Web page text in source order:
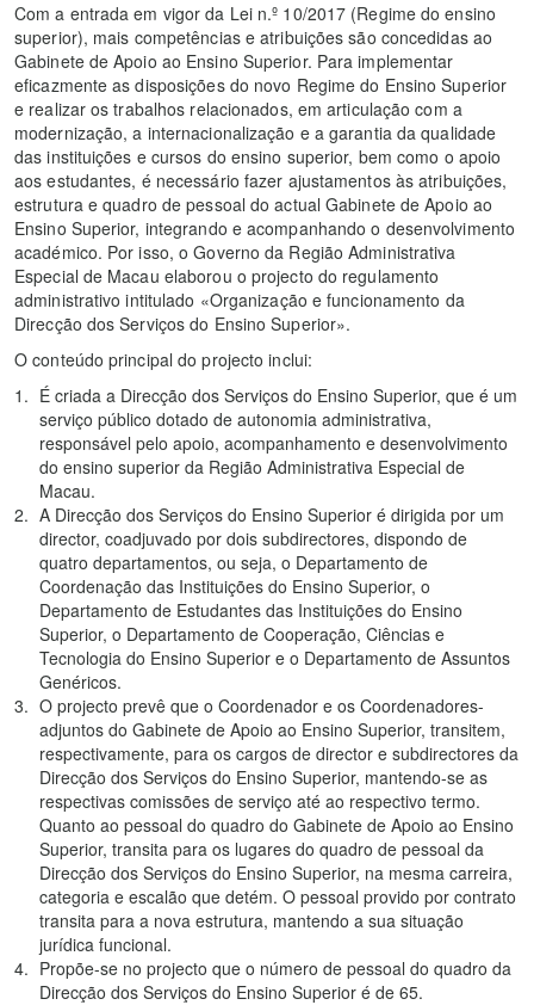
Com a entrada em vigor da Lei n.º 10/2017 (Regime do ensino
superior), mais competências e atribuições são concedidas ao
Gabinete de Apoio ao Ensino Superior. Para implementar
eficazmente as disposições do novo Regime do Ensino Superior
e realizar os trabalhos relacionados, em articulação com a
modernização, a internacionalização e a garantia da qualidade
das instituições e cursos do ensino superior, bem como o apoio
aos estudantes, é necessário fazer ajustamentos às atribuições,
estrutura e quadro de pessoal do actual Gabinete de Apoio ao
Ensino Superior, integrando e acompanhando o desenvolvimento
académico. Por isso, o Governo da Região Administrativa
Especial de Macau elaborou o projecto do regulamento
administrativo intitulado «Organização e funcionamento da
Direcção dos Serviços do Ensino Superior».
O conteúdo principal do projecto inclui:
É criada a Direcção dos Serviços do Ensino Superior, que é um
serviço público dotado de autonomia administrativa,
responsável pelo apoio, acompanhamento e desenvolvimento
do ensino superior da Região Administrativa Especial de
Macau.
A Direcção dos Serviços do Ensino Superior é dirigida por um
director, coadjuvado por dois subdirectores, dispondo de
quatro departamentos, ou seja, o Departamento de
Coordenação das Instituições do Ensino Superior, o
Departamento de Estudantes das Instituições do Ensino
Superior, o Departamento de Cooperação, Ciências e
Tecnologia do Ensino Superior e o Departamento de Assuntos
Genéricos.
O projecto prevê que o Coordenador e os Coordenadores-
adjuntos do Gabinete de Apoio ao Ensino Superior, transitem,
respectivamente, para os cargos de director e subdirectores da
Direcção dos Serviços do Ensino Superior, mantendo-se as
respectivas comissões de serviço até ao respectivo termo.
Quanto ao pessoal do quadro do Gabinete de Apoio ao Ensino
Superior, transita para os lugares do quadro de pessoal da
Direcção dos Serviços do Ensino Superior, na mesma carreira,
categoria e escalão que detém. O pessoal provido por contrato
transita para a nova estrutura, mantendo a sua situação
jurídica funcional.
Propõe-se no projecto que o número de pessoal do quadro da
Direcção dos Serviços do Ensino Superior é de 65.